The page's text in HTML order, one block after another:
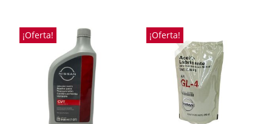
¡Oferta! ¡Oferta!